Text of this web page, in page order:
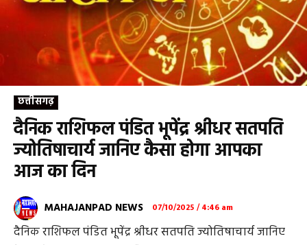
छत्तीसगढ़
दैनिक राशिफल पंडित भूपेंद्र श्रीधर सतपति
ज्योतिषाचार्य जानिए कैसा होगा आपका
आज का दिन
MAHAJANPAD NEWS 07/10/2025 / 4:46 am
दैनिक राशिफल पंडित भूपेंद्र श्रीधर सतपति ज्योतिषाचार्य जानिए